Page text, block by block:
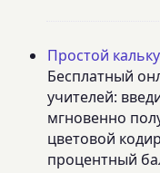
Простой
Бесплатный
учителей:
мгновенно
цветовой
процентный